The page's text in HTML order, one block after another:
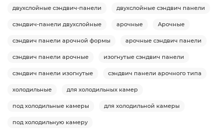
двухслойные сэндвич-панели двухслойные сэндвич панели
сэндвич-панели двухслойные арочные Арочные
сэндвич панели арочной формы арочные сэндвич панели
сэндвич панели арочные изогнутые сэндвич панели
сэндвич панели изогнутые сэндвич панели арочного типа
холодильные для холодильных камер
под холодильные камеры для холодильной камеры
под холодильную камеру